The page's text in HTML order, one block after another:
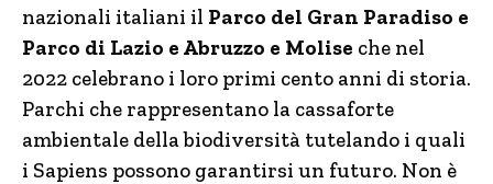
nazionali italiani il Parco del Gran Paradiso e
Parco di Lazio e Abruzzo e Molise che nel
2022 celebrano i loro primi cento anni di storia.
Parchi che rappresentano la cassaforte
ambientale della biodiversità tutelando i quali
i Sapiens possono garantirsi un futuro. Non è